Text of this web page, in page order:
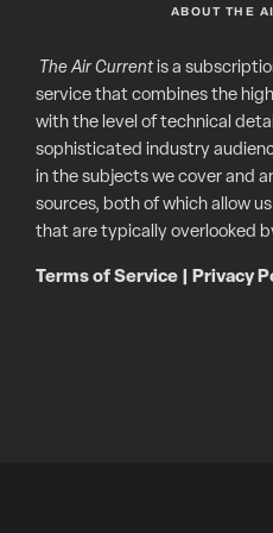
ABOUT THE
The Air Currentis a
service that combines the
with the level of technical
sophisticated industry
in the subjects we cover and
sources, both of which allow
that are typically overlooked
Terms of Service Privacy